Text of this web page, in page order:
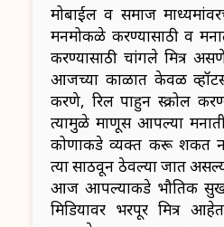
मोबाईल व समाज
मनमोकळे करण्यासाठी व
करण्यासाठी चांगले मित्र
आजच्या काळात केवळ
करणे, रिल पाहुन स्क्रोल
त्यामुळे माणूस आपल्या
कोणाकडे व्यक्त करू शकत
त्या साठवून ठेवल्या जात
आज आपल्याकडे भौतिक
मिडियावर भरपूर मित्र